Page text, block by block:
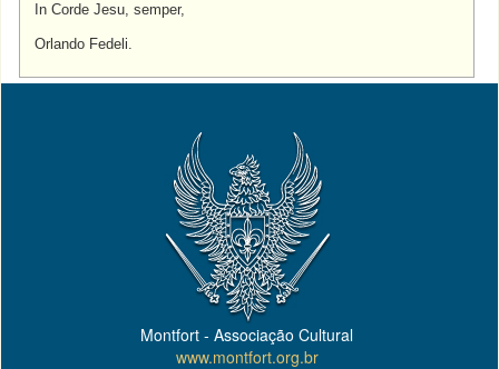
In Corde Jesu, semper,
Orlando Fedeli.
Montfort - Associação Cultural
www.montfort.org.br